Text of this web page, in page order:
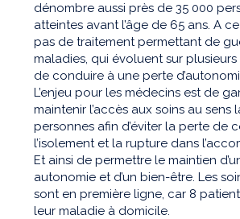
dénombre aussi près de 35 000
atteintes avant l’âge de 65 ans. A ce
pas de traitement permettant de
maladies, qui évoluent sur
de conduire à une perte
L’enjeu pour les médecins est de
maintenir l’accès aux soins au sens
personnes afin d’éviter la perte de
l’isolement et la rupture dans
Et ainsi de permettre le maintien
autonomie et d’un bien-être. Les
sont en première ligne, car 8
leur maladie à domicile.